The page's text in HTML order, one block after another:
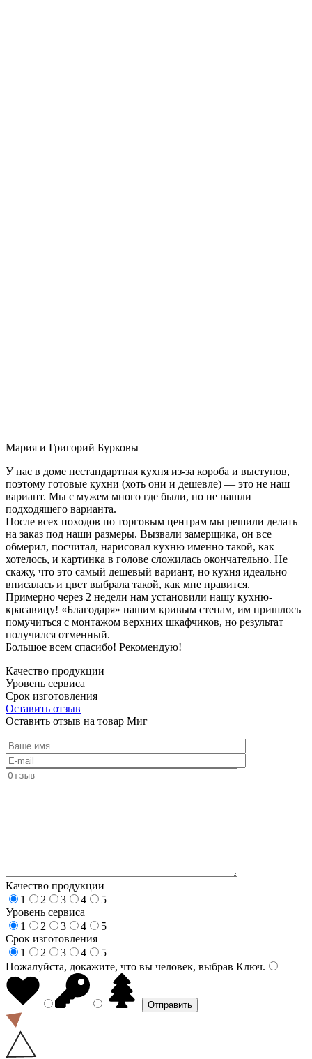
Мария и Григорий Бурковы
У нас в доме нестандартная кухня из-за короба и выступов,
поэтому готовые кухни (хоть они и дешевле) — это не наш
вариант. Мы с мужем много где были, но не нашли
подходящего варианта.
После всех походов по торговым центрам мы решили делать
на заказ под наши размеры. Вызвали замерщика, он все
обмерил, посчитал, нарисовал кухню именно такой, как
хотелось, и картинка в голове сложилась окончательно. Не
скажу, что это самый дешевый вариант, но кухня идеально
вписалась и цвет выбрала такой, как мне нравится.
Примерно через 2 недели нам установили нашу кухню-
красавицу! «Благодаря» нашим кривым стенам, им пришлось
помучиться с монтажом верхних шкафчиков, но результат
получился отменный.
Большое всем спасибо! Рекомендую!
Качество продукции
Уровень сервиса
Срок изготовления
Оставить отзыв
Оставить отзыв на товар Миг
Качество продукции
1
2 3 4
5
Уровень сервиса
1
2 3 4
5
Срок изготовления
1
2 3 4
5
Пожалуйста, докажите, что вы человек, выбрав Ключ.